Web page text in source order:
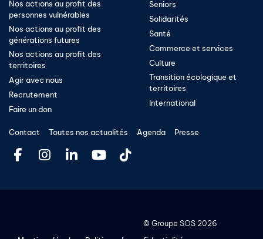
Nos actions au profit des
personnes vulnérables
Nos actions au profit des
générations futures
Nos actions au profit des
territoires
Agir avec nous
Recrutement
Faire un don
Seniors
Solidarités
Santé
Commerce et services
Culture
Transition écologique et
territoires​
International
Contact Toutes nos actualités Agenda Presse
© Groupe SOS 2026